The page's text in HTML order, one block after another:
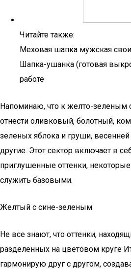
Читайте также:
Меховая шапка мужская
Шапка-ушанка (готовая
работе
Напоминаю, что к желто-зеленым
отнести оливковый, болотный,
зеленых яблока и груши,
другие. Этот сектор включает в
приглушенные оттенки,
служить базовыми.
Желтый с сине-зеленым
Не все знают, что оттенки,
разделенных на цветовом круге
гармонирую друг с другом,